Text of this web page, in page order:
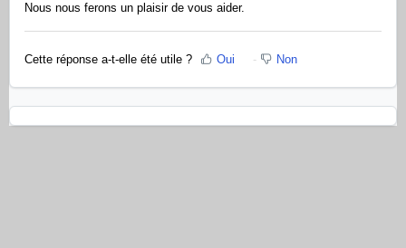
Nous nous ferons un plaisir de vous aider.
Cette réponse a-t-elle été utile ? Oui Non